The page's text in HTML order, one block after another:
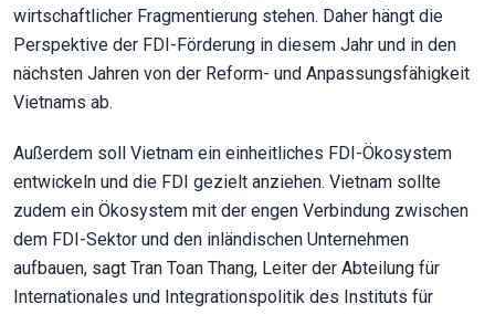
wirtschaftlicher Fragmentierung stehen. Daher hängt die
Perspektive der FDI-Förderung in diesem Jahr und in den
nächsten Jahren von der Reform- und Anpassungsfähigkeit
Vietnams ab.
Außerdem soll Vietnam ein einheitliches FDI-Ökosystem
entwickeln und die FDI gezielt anziehen. Vietnam sollte
zudem ein Ökosystem mit der engen Verbindung zwischen
dem FDI-Sektor und den inländischen Unternehmen
aufbauen, sagt Tran Toan Thang, Leiter der Abteilung für
Internationales und Integrationspolitik des Instituts für